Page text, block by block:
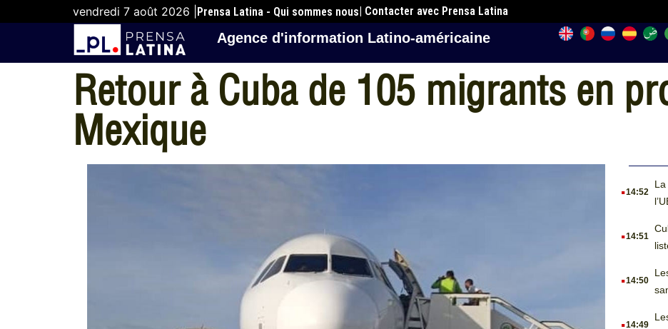
vendredi 7 août 2026 | Prensa Latina - Qui sommes nous| Contacter avec Prensa Latina
Agence d'information Latino-américaine
Retour à Cuba de 105 migrants en
Mexique
.14:52
.14:51
.14:50
.14:49